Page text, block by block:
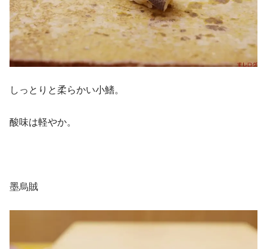
しっとりと柔らかい小鰭。
酸味は軽やか。
墨烏賊